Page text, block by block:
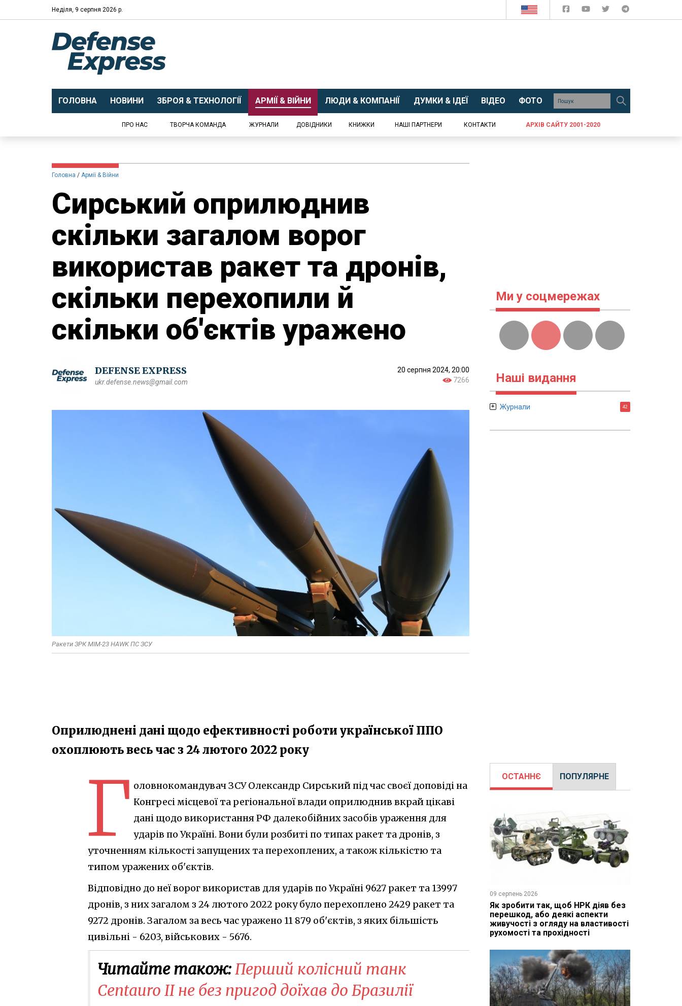
Неділя, 9 серпня 2026 р.
ГОЛОВНА НОВИНИ ЗБРОЯ & ТЕХНОЛОГІЇ АРМІЇ & ВІЙНИ ЛЮДИ & КОМПАНІЇ ДУМКИ & ІДЕЇ ВІДЕО ФОТО
ПРО НАС ТВОРЧА КОМАНДА ЖУРНАЛИ ДОВІДНИКИ КНИЖКИ НАШІ ПАРТНЕРИ КОНТАКТИ АРХІВ САЙТУ 2001-2020
Головна Армії & Війни
Сирський оприлюднив
скільки загалом ворог
використав ракет та дронів,
скільки перехопили й
скільки об'єктів уражено
DEFENSE EXPRESS
ukr.defense.news@gmail.com
20 серпня 2024, 20:00
7266
Ракети ЗРК MIM-23 HAWK ПС ЗСУ
Оприлюднені дані щодо ефективності роботи української ППО
охоплюють весь час з 24 лютого 2022 року
Г оловнокомандувач ЗСУ Олександр Сирський під час своєї доповіді на
Конгресі місцевої та регіональної влади оприлюднив вкрай цікаві
дані щодо використання РФ далекобійних засобів ураження для
ударів по Україні. Вони були розбиті по типах ракет та дронів, з
уточненням кількості запущених та перехоплених, а також кількістю та
типом уражених об'єктів.
Відповідно до неї ворог використав для ударів по Україні 9627 ракет та 13997
дронів, з них загалом з 24 лютого 2022 року було перехоплено 2429 ракет та
9272 дронів. Загалом за весь час уражено 11 879 об'єктів, з яких більшість
цивільні - 6203, військових - 5676.
Читайте також:Перший колісний танк
Centauro II не без пригод доїхав до Бразилії
Ми у соцмережах
Наші видання
Журнали 42
ОСТАННЄ ПОПУЛЯРНЕ
09 серпень 2026
Як зробити так, щоб НРК діяв без
перешкод, або деякі аспекти
живучості з огляду на властивості
рухомості та прохідності